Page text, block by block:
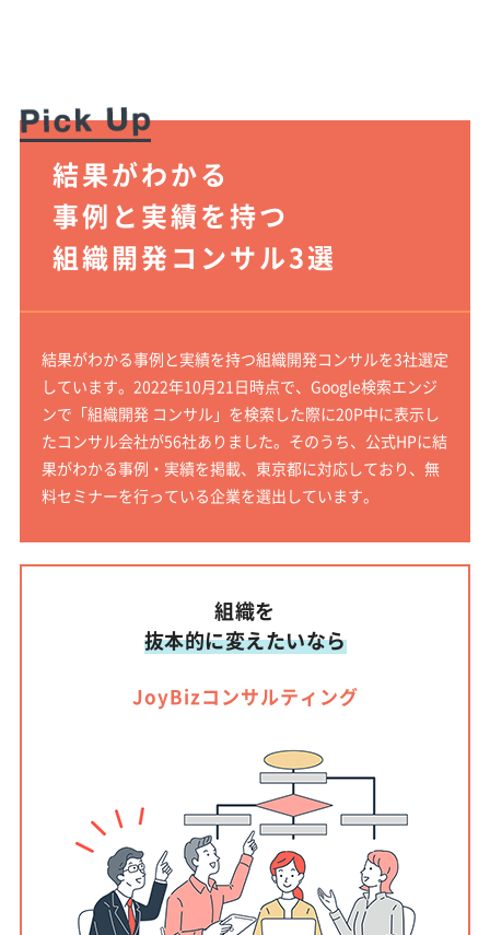
結果がわかる
事例と実績を持つ
組織開発コンサル3選
結果がわかる事例と実績を持つ組織開発コンサルを3社選定
しています。2022年10月21日時点で、Google検索エンジ
ンで「組織開発 コンサル」を検索した際に20P中に表示し
たコンサル会社が56社ありました。そのうち、公式HPに結
果がわかる事例・実績を掲載、東京都に対応しており、無
料セミナーを行っている企業を選出しています。
組織を
抜本的に変えたいなら
JoyBizコンサルティング